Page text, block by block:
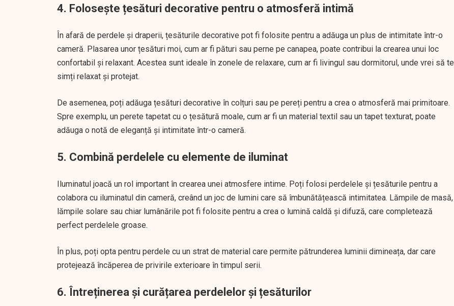
4. Folosește țesături decorative pentru o atmosferă intimă
În afară de perdele și draperii, țesăturile decorative pot fi folosite pentru a adăuga un plus de intimitate într-o
cameră. Plasarea unor țesături moi, cum ar fi pături sau perne pe canapea, poate contribui la crearea unui loc
confortabil și relaxant. Acestea sunt ideale în zonele de relaxare, cum ar fi livingul sau dormitorul, unde vrei să te
simți relaxat și protejat.
De asemenea, poți adăuga țesături decorative în colțuri sau pe pereți pentru a crea o atmosferă mai primitoare.
Spre exemplu, un perete tapetat cu o țesătură moale, cum ar fi un material textil sau un tapet texturat, poate
adăuga o notă de eleganță și intimitate într-o cameră.
5. Combină perdelele cu elemente de iluminat
Iluminatul joacă un rol important în crearea unei atmosfere intime. Poți folosi perdelele și țesăturile pentru a
colabora cu iluminatul din cameră, creând un joc de lumini care să îmbunătățească intimitatea. Lămpile de masă,
lămpile solare sau chiar lumânările pot fi folosite pentru a crea o lumină caldă și difuză, care completează
perfect perdelele groase.
În plus, poți opta pentru perdele cu un strat de material care permite pătrunderea luminii dimineața, dar care
protejează încăperea de privirile exterioare în timpul serii.
6. Întreținerea și curățarea perdelelor și țesăturilor